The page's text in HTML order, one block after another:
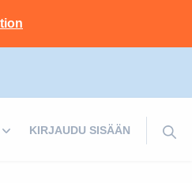
KIRJAUDU SISÄÄN